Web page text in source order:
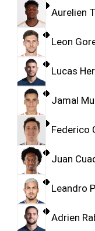
Aurelien
Leon
Lucas
Jamal
Federico
Juan
Leandro
Adrien